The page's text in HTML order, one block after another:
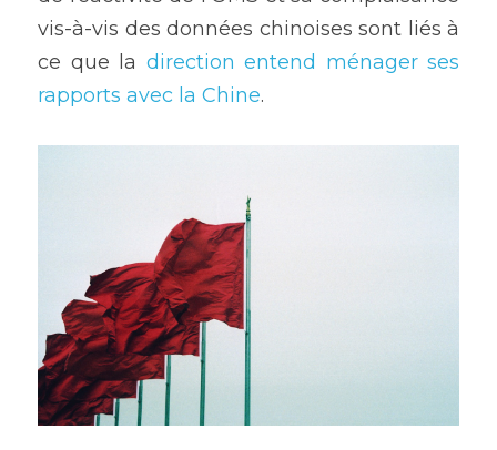
vis-à-vis des données chinoises sont liés à
ce que la direction entend ménager ses
rapports avec la Chine.